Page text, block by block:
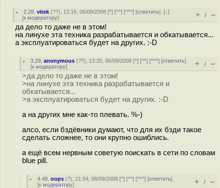
2.28 ,vitek (??), 13:16, 06/09/2008 [^] [^^] [^^^] [ответить][↓]
[к модератору] + / –
да дело то даже не в этом!
на линухе эта техника разрабатывается и обкатывается...
а эксплуатироваться будет на других. :-D
3.29 ,anonymous (??), 13:20, 06/09/2008 [^] [^^] [^^^] [ответить]
[к модератору] + / –
>да дело то даже не в этом!
>на линухе эта техника разрабатывается и
обкатывается...
>а эксплуатироваться будет на других. :-D
а на других мне как-то плевать. %-)
алсо, если бздёвники думают, что для их бзди такое
сделать сложнее, то они крупно ошиблись.
а ещё всем нервным советую поискать в сети по словам
blue pill.
4.48 ,oops (?), 21:54, 06/09/2008 [^] [^^] [^^^] [ответить]
[к модератору] + / –